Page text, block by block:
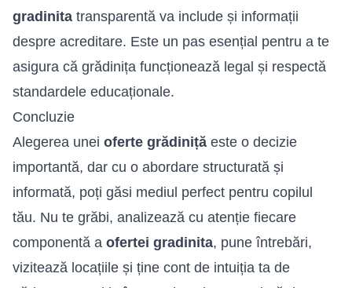
gradinita transparentă va include și informații
despre acreditare. Este un pas esențial pentru a te
asigura că grădinița funcționează legal și respectă
standardele educaționale.
Concluzie
Alegerea unei oferte grădiniță este o decizie
importantă, dar cu o abordare structurată și
informată, poți găsi mediul perfect pentru copilul
tău. Nu te grăbi, analizează cu atenție fiecare
componentă a ofertei gradinita, pune întrebări,
vizitează locațiile și ține cont de intuiția ta de